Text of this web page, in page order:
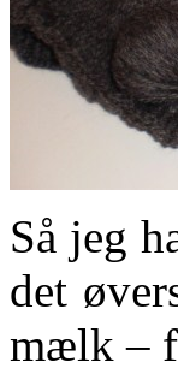
Så jeg
det
mælk –